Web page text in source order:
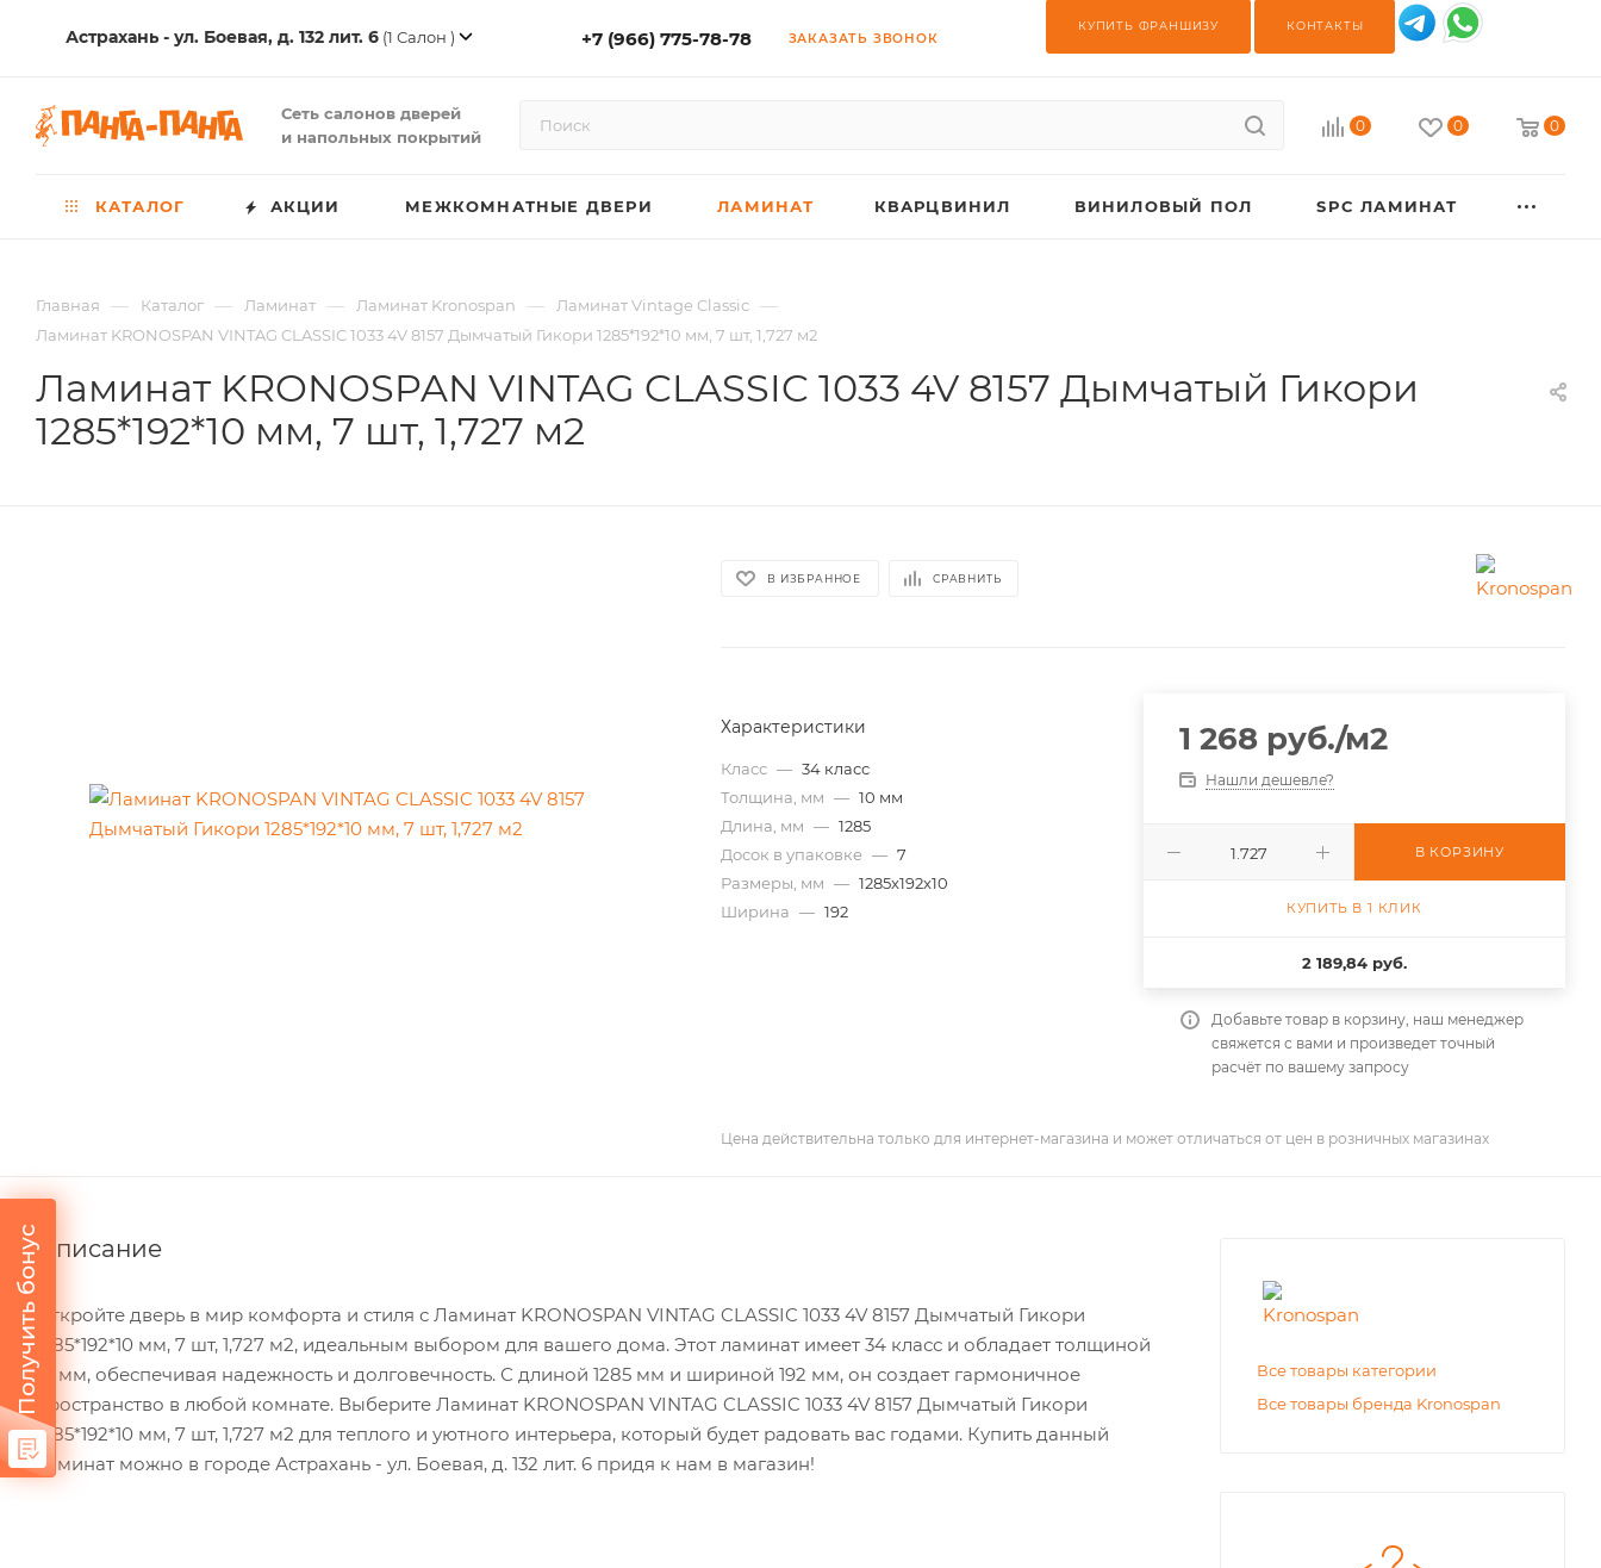
Астрахань - ул. Боевая, д. 132 лит. 6 (1 Салон ) +7 (966) 775-78-78 ЗАКАЗАТЬ ЗВОНОК
КУПИТЬ ФРАНШИЗУ КОНТАКТЫ
Сеть салонов дверей
и напольных покрытий
0 0 0
КАТАЛОГ АКЦИИ МЕЖКОМНАТНЫЕ ДВЕРИ ЛАМИНАТ КВАРЦВИНИЛ ВИНИЛОВЫЙ ПОЛ SPC ЛАМИНАТ
Главная — Каталог — Ламинат — Ламинат Kronospan — Ламинат Vintage Classic —
Ламинат KRONOSPAN VINTAG CLASSIC 1033 4V 8157 Дымчатый Гикори 1285*192*10 мм, 7 шт, 1,727 м2
Ламинат KRONOSPAN VINTAG CLASSIC 1033 4V 8157 Дымчатый Гикори
1285*192*10 мм, 7 шт, 1,727 м2
В ИЗБРАННОЕ СРАВНИТЬ
Характеристики
Класс — 34 класс
Толщина, мм — 10 мм
Длина, мм — 1285
Досок в упаковке — 7
Размеры, мм — 1285x192x10
Ширина — 192
1 268руб./м2
Нашли дешевле?
В КОРЗИНУ
КУПИТЬ В 1 КЛИК
2 189,84 руб.
Добавьте товар в корзину, наш менеджер
свяжется с вами и произведет точный
расчёт по вашему запросу
Цена действительна только для интернет-магазина и может отличаться от цен в розничных магазинах
Описание
Откройте дверь в мир комфорта и стиля с Ламинат KRONOSPAN VINTAG CLASSIC 1033 4V 8157 Дымчатый Гикори
1285*192*10 мм, 7 шт, 1,727 м2, идеальным выбором для вашего дома. Этот ламинат имеет 34 класс и обладает толщиной
10 мм, обеспечивая надежность и долговечность. С длиной 1285 мм и шириной 192 мм, он создает гармоничное
пространство в любой комнате. Выберите Ламинат KRONOSPAN VINTAG CLASSIC 1033 4V 8157 Дымчатый Гикори
1285*192*10 мм, 7 шт, 1,727 м2 для теплого и уютного интерьера, который будет радовать вас годами. Купить данный
ламинат можно в городе Астрахань - ул. Боевая, д. 132 лит. 6 придя к нам в магазин!
Все товары категории
Все товары бренда Kronospan
Получить бонус